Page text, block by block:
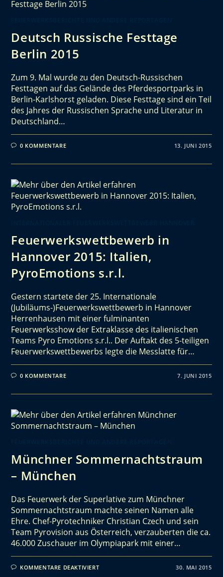
Deutsch Russische Festtage
Berlin 2015
Zum 9. Mal wurde zu den Deutsch-Russischen
Festtagen auf das Gelände des Pferdesportparks in
Berlin-Karlshorst geladen. Diese Festtage sind ein Teil
des Jahres der Russischen Sprache und Literatur in
Deutschland…
0 KOMMENTARE 13. JUNI 2015
Feuerwerkswettbewerb in
Hannover 2015: Italien,
PyroEmotions s.r.l.
Gestern startete der 25. Internationale
(Jubiläums-)Feuerwerkswettbewerb in Hannover
Herrenhausen mit einer fulminanten
Feuerwerksshow der Extraklasse des italienischen
Teams Pyro Emotions s.r.l.. Der Auftakt des 5-teiligen
Feuerwerkswettbewerbs legte die Messlatte für…
0 KOMMENTARE 7. JUNI 2015
Münchner Sommernachtstraum
– München
Das Feuerwerk der Superlative zum Münchner
Sommernachtstraum machte seinen Namen alle
Ehre. Chef-Pyrotechniker Christian Czech und sein
Team Pyrovision aus Österreich, verzauberten die ca.
46.000 Zuschauer im Olympiapark mit einer…
KOMMENTARE DEAKTIVIERT 30. MAI 2015